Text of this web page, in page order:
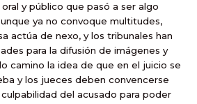
y público que pasó a ser algo
ya no convoque multitudes,
actúa de nexo, y los tribunales han
para la difusión de imágenes y
camino la idea de que en el juicio se
y los jueces deben convencerse
del acusado para poder